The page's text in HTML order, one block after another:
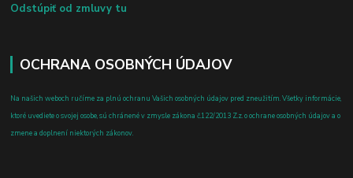
Odstúpiť od zmluvy tu
OCHRANA OSOBNÝCH ÚDAJOV
Na našich weboch ručíme za plnú ochranu Vašich osobných údajov pred zneužitím. Všetky informácie,
ktoré uvediete o svojej osobe, sú chránené v zmysle zákona č.122/2013 Z.z. o ochrane osobných údajov a o
zmene a doplnení niektorých zákonov.